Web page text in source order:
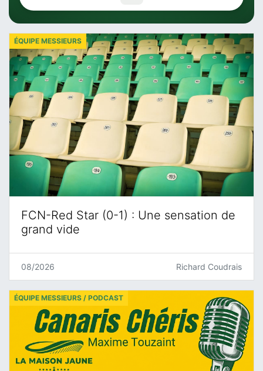
FCN-Red Star (0-1) : Une sensation de
grand vide
ÉQUIPE MESSIEURS
08/2026 Richard Coudrais
ÉQUIPE MESSIEURS / PODCAST